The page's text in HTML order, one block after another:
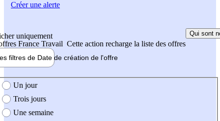
uniquement
France Travail Cette action recharge la liste des offres
Qui sont
filtres de Date de création de l'offre
création de l'offre
Un jour
Trois jours
Une semaine
Créer une alerte